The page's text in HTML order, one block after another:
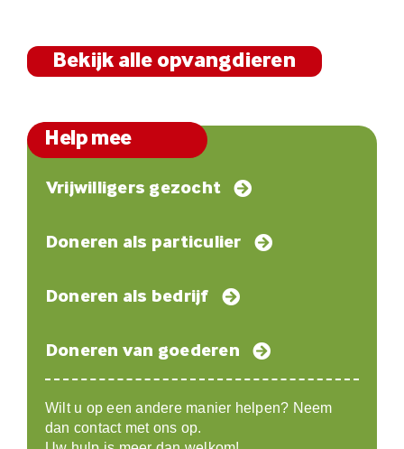
Bekijk alle opvangdieren
Help mee
Vrijwilligers gezocht
Doneren als particulier
Doneren als bedrijf
Doneren van goederen
Wilt u op een andere manier helpen? Neem
dan contact met ons op.